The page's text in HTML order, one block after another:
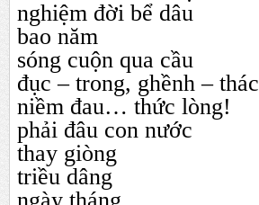
nghiệm đời bể dâu
bao năm
sóng cuộn qua cầu
đục – trong, ghềnh – thác
niềm đau… thức lòng!
phải đâu con nước
thay giòng
triều dâng